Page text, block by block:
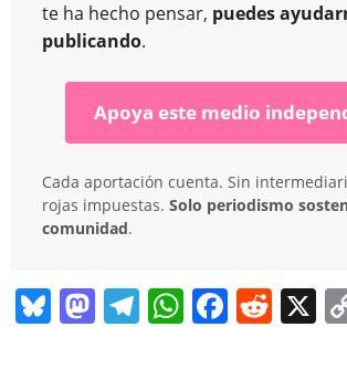
te ha hecho pensar, puedes
publicando.
Apoya este medio
Cada aportación cuenta. Sin
rojas impuestas. Solo periodismo
comunidad.
Bl M T
W F
R
X